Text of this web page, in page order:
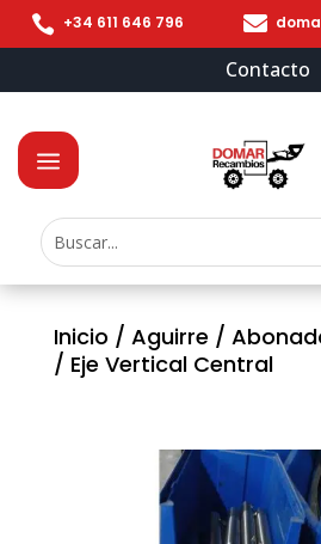
 +34 611 646 796 
Contacto
Inicio / Aguirre /
/ Eje Vertical Central